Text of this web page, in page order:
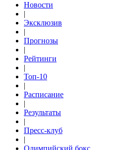
Новости
|
Эксклюзив
|
Прогнозы
|
Рейтинги
|
Топ-10
|
Расписание
|
Результаты
|
Пресс-клуб
|
Олимпийский бокс